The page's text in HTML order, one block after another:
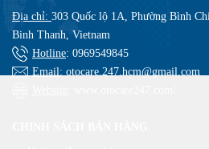
Địa chỉ: 303 Quốc lộ 1A, Phường Bình
Binh Thanh, Vietnam
Hotline: 0969549845
Email: otocare.247.hcm@gmail.com